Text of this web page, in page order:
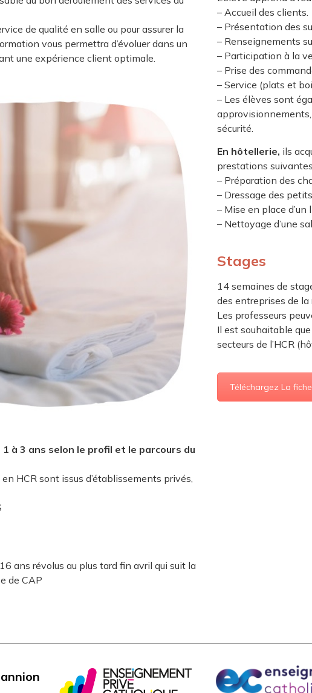
de qualité en salle ou pour assurer la
vous permettra d’évoluer dans un
une expérience client optimale.
à 3 ans selon le profil et le parcours du
HCR sont issus d’établissements privés,
ans révolus au plus tard fin avril qui suit la
de CAP
– Accueil des clients.
– Présentation des
– Renseignements
– Participation à la
– Prise des
– Service (plats et
– Les élèves sont
approvisionnements,
sécurité.
En hôtellerie, ils
prestations
– Préparation des
– Dressage des
– Mise en place d’un
– Nettoyage d’une
Stages
14 semaines de
des entreprises de la
Les professeurs
Il est souhaitable
secteurs de l’HCR
Téléchargez La